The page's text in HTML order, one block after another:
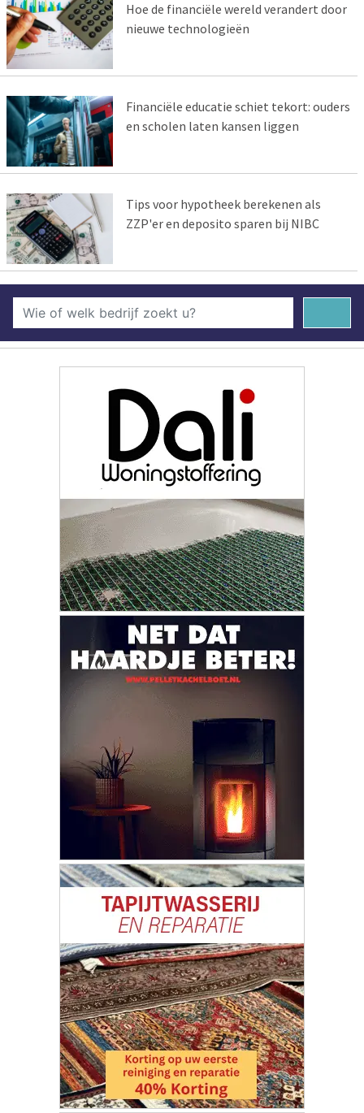
Hoe de financiële wereld verandert door
nieuwe technologieën
Financiële educatie schiet tekort: ouders
en scholen laten kansen liggen
Tips voor hypotheek berekenen als
ZZP'er en deposito sparen bij NIBC